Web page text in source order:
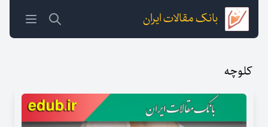
بانک مقالات ایران
کلوچه